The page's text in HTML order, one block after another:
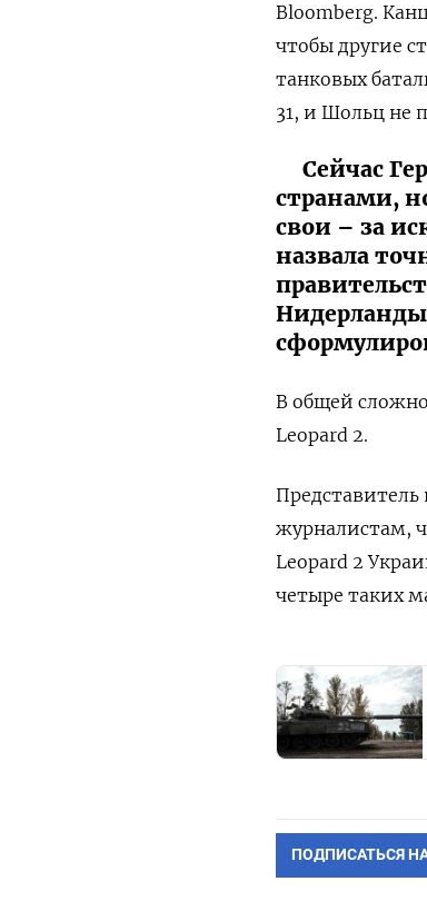
Bloomberg.
чтобы другие
танковых
31, и Шольц не
Сейчас
странами,
свои – за
назвала
В общей
Leopard 2.
журналистам,
Leopard 2
четыре таких
ПОДПИСАТЬСЯ